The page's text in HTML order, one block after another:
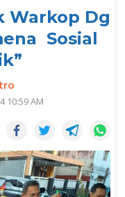
Warkop Dg
Sosial
10:59 AM